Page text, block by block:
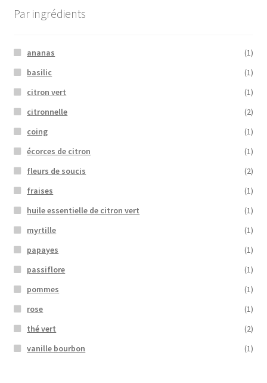
Par ingrédients
ananas
(1)
basilic
(1)
citron vert
(1)
citronnelle
(2)
coing
(1)
écorces de citron
(1)
fleurs de soucis
(2)
fraises
(1)
huile essentielle de citron vert
(1)
myrtille
(1)
papayes
(1)
passiflore
(1)
pommes
(1)
rose
(1)
thé vert
(2)
vanille bourbon
(1)